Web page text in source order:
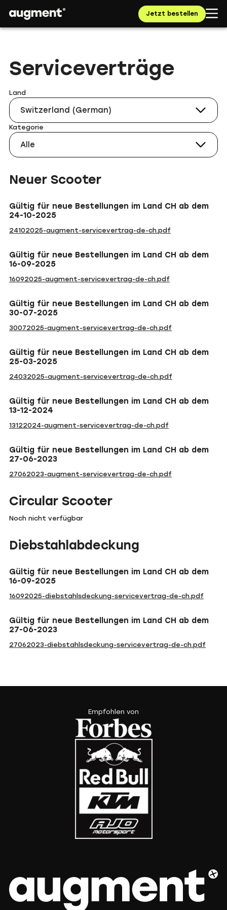
Jetzt bestellen
Serviceverträge
Land
Switzerland (German)
Kategorie
Alle
Neuer Scooter
Gültig für neue Bestellungen im Land CH ab dem
24-10-2025
24102025-augment-servicevertrag-de-ch.pdf
Gültig für neue Bestellungen im Land CH ab dem
16-09-2025
16092025-augment-servicevertrag-de-ch.pdf
Gültig für neue Bestellungen im Land CH ab dem
30-07-2025
30072025-augment-servicevertrag-de-ch.pdf
Gültig für neue Bestellungen im Land CH ab dem
25-03-2025
24032025-augment-servicevertrag-de-ch.pdf
Gültig für neue Bestellungen im Land CH ab dem
13-12-2024
13122024-augment-servicevertrag-de-ch.pdf
Gültig für neue Bestellungen im Land CH ab dem
27-06-2023
27062023-augment-servicevertrag-de-ch.pdf
Circular Scooter
Noch nicht verfügbar
Diebstahlabdeckung
Gültig für neue Bestellungen im Land CH ab dem
16-09-2025
16092025-diebstahlsdeckung-servicevertrag-de-ch.pdf
Gültig für neue Bestellungen im Land CH ab dem
27-06-2023
27062023-diebstahlsdeckung-servicevertrag-de-ch.pdf
Empfohlen von